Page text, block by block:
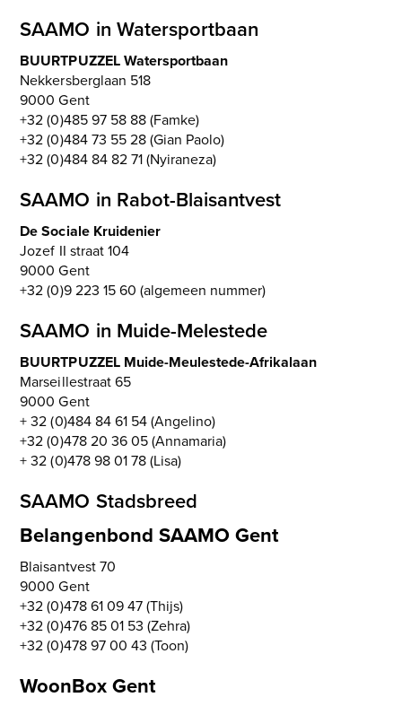
SAAMO in Watersportbaan
BUURTPUZZEL Watersportbaan
Nekkersberglaan 518
9000 Gent
+32 (0)485 97 58 88 (Famke)
+32 (0)484 73 55 28 (Gian Paolo)
+32 (0)484 84 82 71 (Nyiraneza)
SAAMO in Rabot-Blaisantvest
De Sociale Kruidenier
Jozef II straat 104
9000 Gent
+32 (0)9 223 15 60 (algemeen nummer)
SAAMO in Muide-Melestede
BUURTPUZZEL Muide-Meulestede-Afrikalaan
Marseillestraat 65
9000 Gent
+ 32 (0)484 84 61 54 (Angelino)
+32 (0)478 20 36 05 (Annamaria)
+ 32 (0)478 98 01 78 (Lisa)
SAAMO Stadsbreed
Belangenbond SAAMO Gent
Blaisantvest 70
9000 Gent
+32 (0)478 61 09 47 (Thijs)
+32 (0)476 85 01 53 (Zehra)
+32 (0)478 97 00 43 (Toon)
WoonBox Gent